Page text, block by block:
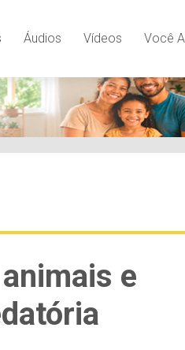
Áudios Vídeos Você
e